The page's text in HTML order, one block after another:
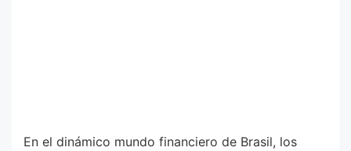
En el dinámico mundo financiero de Brasil, los